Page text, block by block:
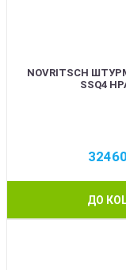
NOVRITSCH
SSQ4
32460
ДО